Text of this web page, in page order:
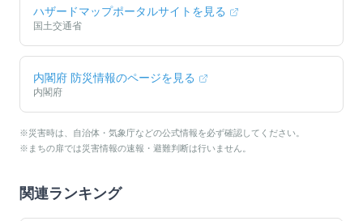
ハザードマップポータルサイトを見る
国土交通省
内閣府 防災情報のページを見る
内閣府
※災害時は、自治体・気象庁などの公式情報を必ず確認してください。
※まちの扉では災害情報の速報・避難判断は行いません。
関連ランキング